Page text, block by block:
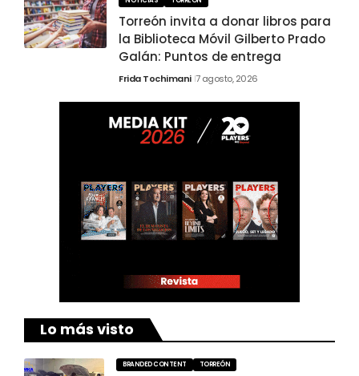
Torreón invita a donar libros para
la Biblioteca Móvil Gilberto Prado
Galán: Puntos de entrega
Frida Tochimani 7 agosto, 2026
Lo más visto
BRANDED CONTENT TORREÓN